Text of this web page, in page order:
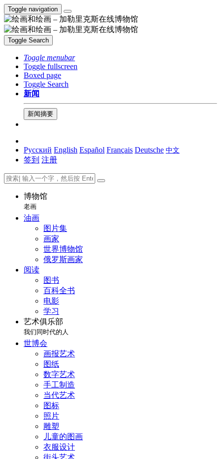
Toggle navigation
Toggle Search
Toggle menubar
Toggle fullscreen
Boxed page
Toggle Search
新闻
新闻摘要
Русский English Español Français Deutsche 中文
签到 注册
博物馆
老画
油画
图片集
画家
世界博物馆
俄罗斯画家
阅读
图书
百科全书
电影
学习
艺术俱乐部
我们同时代的人
世博会
画报艺术
图纸
数字艺术
手工制造
当代艺术
图标
照片
雕塑
儿童的图画
衣服设计
街头艺术